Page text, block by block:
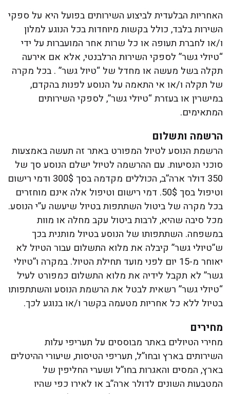
האחריות הבלעדית לביצוע השירותים בפועל היא על ספקי
השירות בלבד, כולל בקשות מיוחדות בכל הנוגע למלון
ו/או לחברת תעופה או כל שרות אחר המועברות על ידי
“טיולי גשר” לספקי השירות הרלבנטי, אלא אם אירעה
תקלה בשל מעשה או מחדל של “טיול גשר” . בכל מקרה
של תקלה ו/או אי התאמה על הנוסע לפנות בהקדם,
במישרין או בעזרת “טיולי גשר”, לספקי השירותים
המתאימים.
הרשמה ותשלום
הרשמת הנוסע לטיול המפורט באתר זה תעשה באמצעות
סוכני הנסיעות. עם ההרשמה לטיול ישלם הנוסע סך של
350 דולר ארה”ב, הכוללים מקדמה בסך 300$ ודמי רישום
וטיפול בסך 50$. דמי רישום וטיפול אלה אינם מוחזרים
בכל מקרה של ביטול השתתפות בטיול שיעשה ע”י הנוסע.
מכל סיבה שהיא, לרבות ביטול עקב מחלה או מוות
במשפחה. השתתפותו של הנוסע בטיול מותנית בכך
ש”טיולי גשר” קיבלה את מלוא התשלום עבור הטיול לא
יאוחר מ-15 יום לפני מועד תחילת הטיול. במקרה ו”טיולי
גשר” לא תקבל לידיה את מלוא התשלום כמפורט לעיל
“טיולי גשר” רשאית לבטל את הרשמת הנוסע והשתתפותו
בטיול ללא כל אחריות מטעמה בקשר ו/או בנוגע לכך.
מחירים
מחירי הטיולים באתר מבוססים על תעריפי עלות
השירותים בארץ ובחו”ל, תעריפי הטיסות, שיעורי ההיטלים
בארץ, המסים והאגרות בחו”ל ושערי החליפין של
המטבעות השונים לדולר ארה”ב או לאירו כפי שהיו